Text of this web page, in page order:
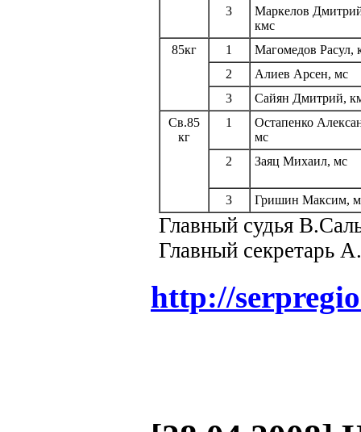
3
Маркелов
кмс
85кг
1
Магомедов Расул,
2
Алиев Арсен, мс
3
Сайян Дмитрий,
Св.85
кг
1
Остапенко
мс
2
Заяц Михаил, мс
3 Гришин Максим,
Главный судья
Главный секретарь
http://